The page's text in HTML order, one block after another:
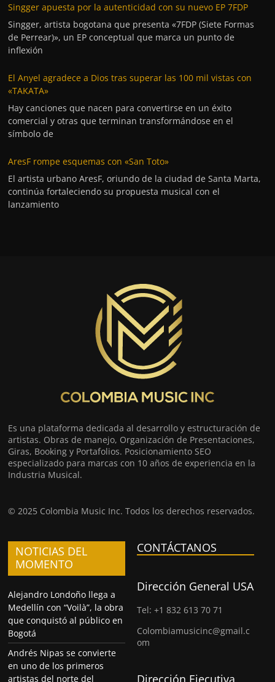
Singger apuesta por la autenticidad con su nuevo EP 7FDP
Singger, artista bogotana que presenta «7FDP (Siete Formas
de Perrear)», un EP conceptual que marca un punto de
inflexión
El Anyel agradece a Dios tras superar las 100 mil vistas con
«TAKATA»
Hay canciones que nacen para convertirse en un éxito
comercial y otras que terminan transformándose en el
símbolo de
AresF rompe esquemas con «San Toto»
El artista urbano AresF, oriundo de la ciudad de Santa Marta,
continúa fortaleciendo su propuesta musical con el
lanzamiento
Es una plataforma dedicada al desarrollo y estructuración de
artistas. Obras de manejo, Organización de Presentaciones,
Giras, Booking y Portafolios. Posicionamiento SEO
especializado para marcas con 10 años de experiencia en la
Industria Musical.
© 2025 Colombia Music Inc. Todos los derechos reservados.
NOTICIAS DEL
MOMENTO
Alejandro Londoño llega a
Medellín con “Voilà”, la obra
que conquistó al público en
Bogotá
Andrés Nipas se convierte
en uno de los primeros
artistas del norte del
CONTÁCTANOS
Dirección General USA
Tel: +1 832 613 70 71
Colombiamusicinc@gmail.c
om
Dirección Ejecutiva